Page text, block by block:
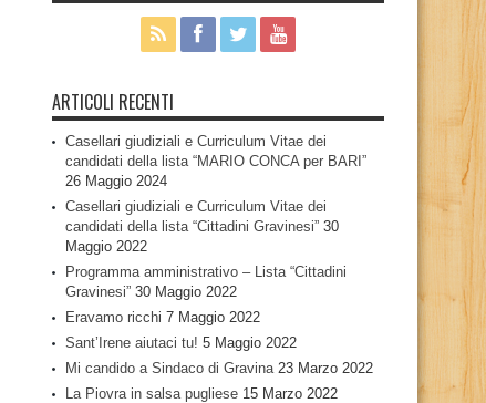
ARTICOLI RECENTI
Casellari giudiziali e Curriculum Vitae dei
candidati della lista “MARIO CONCA per BARI”
26 Maggio 2024
Casellari giudiziali e Curriculum Vitae dei
candidati della lista “Cittadini Gravinesi” 30
Maggio 2022
Programma amministrativo – Lista “Cittadini
Gravinesi” 30 Maggio 2022
Eravamo ricchi 7 Maggio 2022
Sant’Irene aiutaci tu! 5 Maggio 2022
Mi candido a Sindaco di Gravina 23 Marzo 2022
La Piovra in salsa pugliese 15 Marzo 2022